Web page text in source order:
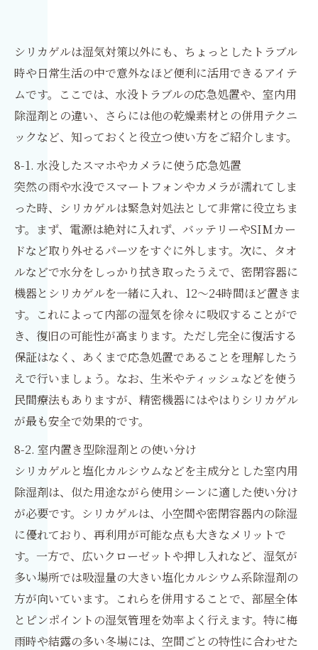
シリカゲルは湿気対策以外にも、ちょっとしたトラブル
時や日常生活の中で意外なほど便利に活用できるアイテ
ムです。ここでは、水没トラブルの応急処置や、室内用
除湿剤との違い、さらには他の乾燥素材との併用テクニ
ックなど、知っておくと役立つ使い方をご紹介します。
8-1. 水没したスマホやカメラに使う応急処置
突然の雨や水没でスマートフォンやカメラが濡れてしま
った時、シリカゲルは緊急対処法として非常に役立ちま
す。まず、電源は絶対に入れず、バッテリーやSIMカー
ドなど取り外せるパーツをすぐに外します。次に、タオ
ルなどで水分をしっかり拭き取ったうえで、密閉容器に
機器とシリカゲルを一緒に入れ、12〜24時間ほど置きま
す。これによって内部の湿気を徐々に吸収することがで
き、復旧の可能性が高まります。ただし完全に復活する
保証はなく、あくまで応急処置であることを理解したう
えで行いましょう。なお、生米やティッシュなどを使う
民間療法もありますが、精密機器にはやはりシリカゲル
が最も安全で効果的です。
8-2. 室内置き型除湿剤との使い分け
シリカゲルと塩化カルシウムなどを主成分とした室内用
除湿剤は、似た用途ながら使用シーンに適した使い分け
が必要です。シリカゲルは、小空間や密閉容器内の除湿
に優れており、再利用が可能な点も大きなメリットで
す。一方で、広いクローゼットや押し入れなど、湿気が
多い場所では吸湿量の大きい塩化カルシウム系除湿剤の
方が向いています。これらを併用することで、部屋全体
とピンポイントの湿気管理を効率よく行えます。特に梅
雨時や結露の多い冬場には、空間ごとの特性に合わせた